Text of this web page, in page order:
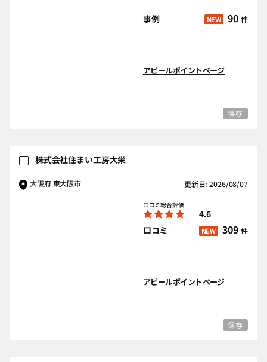
事例 NEW 90 件
アピールポイントページ
保存
株式会社住まい工房大栄
大阪府 東大阪市 更新日: 2026/08/07
口コミ総合評価
4.6
口コミ
NEW 309 件
アピールポイントページ
保存